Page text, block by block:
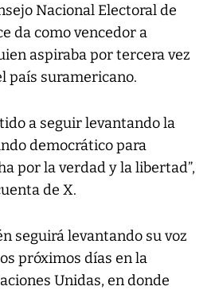
Nacional Electoral de
da como vencedor a
aspiraba por tercera vez
país suramericano.
a seguir levantando la
democrático para
por la verdad y la libertad”,
de X.
seguirá levantando su voz
próximos días en la
Unidas, en donde